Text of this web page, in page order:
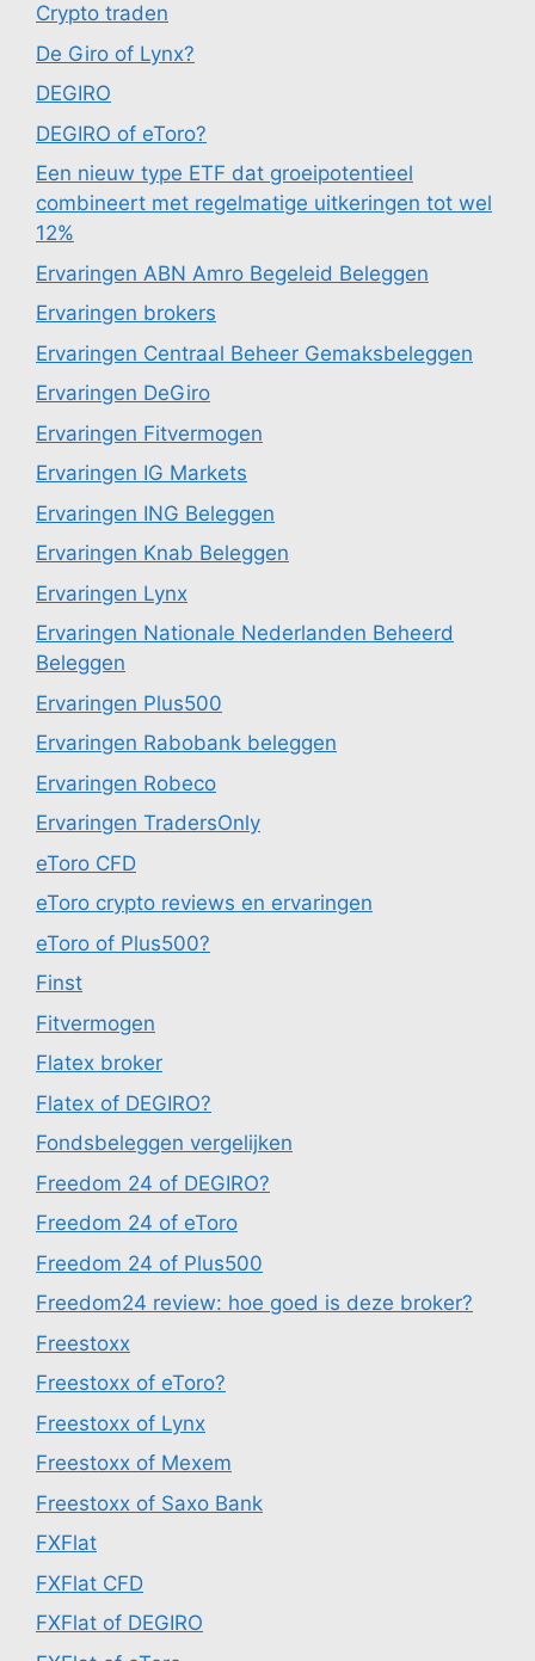
Crypto traden
De Giro of Lynx?
DEGIRO
DEGIRO of eToro?
Een nieuw type ETF dat groeipotentieel
combineert met regelmatige uitkeringen tot wel
12%
Ervaringen ABN Amro Begeleid Beleggen
Ervaringen brokers
Ervaringen Centraal Beheer Gemaksbeleggen
Ervaringen DeGiro
Ervaringen Fitvermogen
Ervaringen IG Markets
Ervaringen ING Beleggen
Ervaringen Knab Beleggen
Ervaringen Lynx
Ervaringen Nationale Nederlanden Beheerd
Beleggen
Ervaringen Plus500
Ervaringen Rabobank beleggen
Ervaringen Robeco
Ervaringen TradersOnly
eToro CFD
eToro crypto reviews en ervaringen
eToro of Plus500?
Finst
Fitvermogen
Flatex broker
Flatex of DEGIRO?
Fondsbeleggen vergelijken
Freedom 24 of DEGIRO?
Freedom 24 of eToro
Freedom 24 of Plus500
Freedom24 review: hoe goed is deze broker?
Freestoxx
Freestoxx of eToro?
Freestoxx of Lynx
Freestoxx of Mexem
Freestoxx of Saxo Bank
FXFlat
FXFlat CFD
FXFlat of DEGIRO